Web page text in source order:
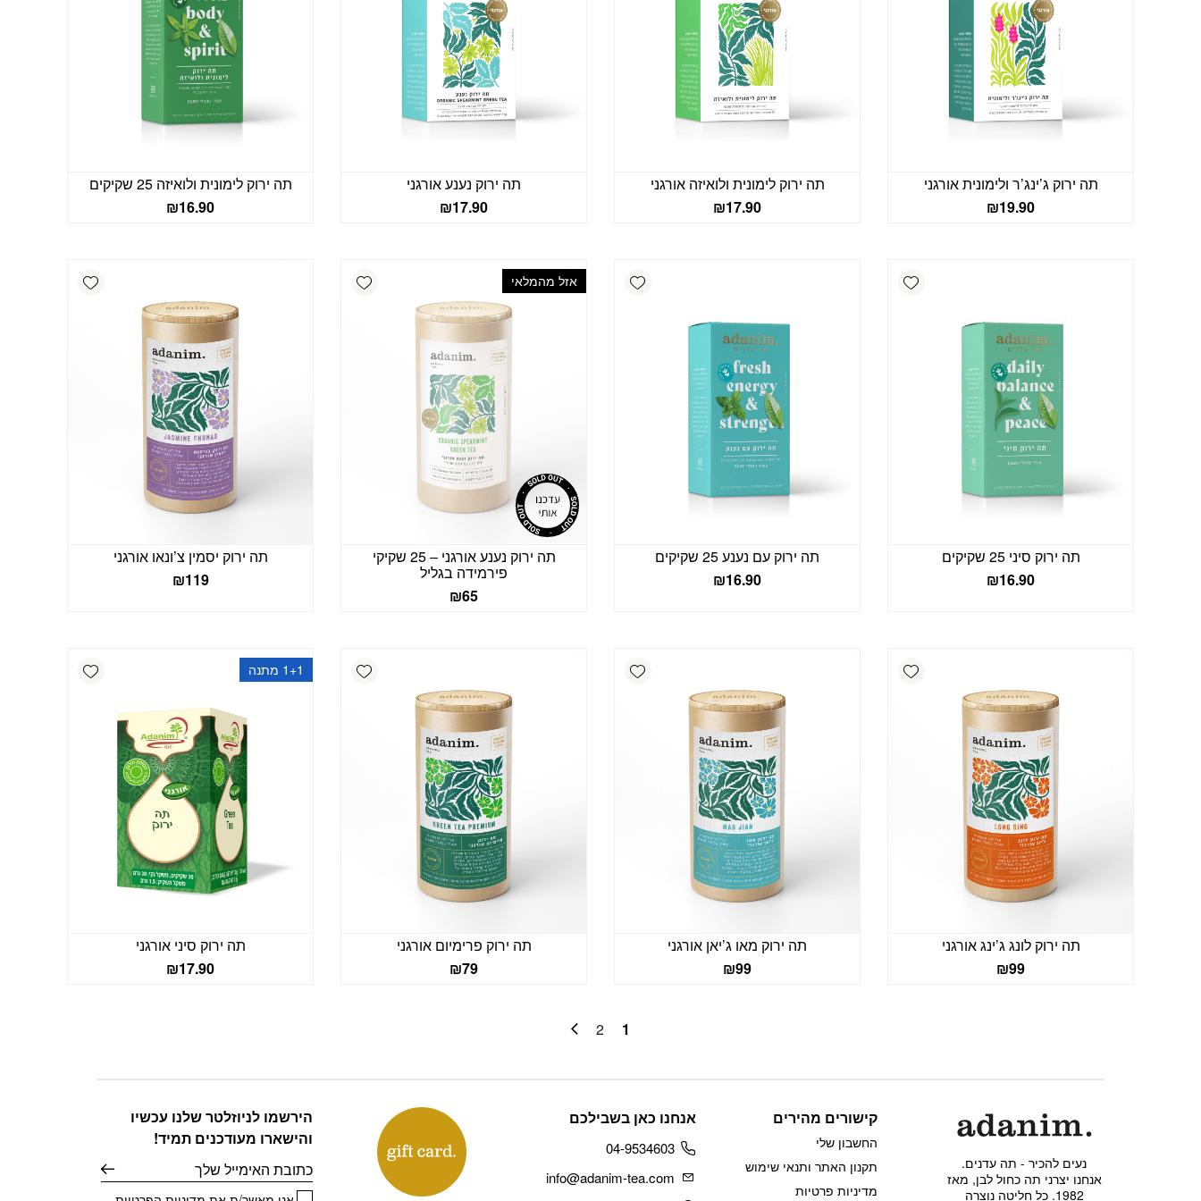
תה ירוק ג’ינג’ר ולימונית אורגני
₪19.90
תה ירוק לימונית ולואיזה אורגני
₪17.90
תה ירוק נענע אורגני
₪17.90
תה ירוק לימונית ולואיזה 25 שקיקים
₪16.90
Add wishlist
תה ירוק סיני 25 שקיקים
₪16.90
Add wishlist
תה ירוק עם נענע 25 שקיקים
₪16.90
Add wishlist אזל מהמלאי
תה ירוק נענע אורגני – 25 שקיקי
פירמידה בגליל
₪65
Add wishlist
תה ירוק יסמין צ’ונאו אורגני
₪119
Add wishlist
תה ירוק לונג ג’ינג אורגני
₪99
Add wishlist
תה ירוק מאו ג’יאן אורגני
₪99
Add wishlist
תה ירוק פרימיום אורגני
₪79
Add wishlist 1+1 מתנה
תה ירוק סיני אורגני
₪17.90
1
2
הירשמו לניוזלטר שלנו עכשיו
והישארו מעודכנים תמיד!
דוא׳׳ל
קישורים מהירים
החשבון שלי
תקנון האתר ותנאי שימוש
מדיניות פרטיות
אנחנו כאן בשבילכם
04-9534603
info@adanim-tea.com
נעים להכיר - תה עדנים.
אנחנו יצרני תה כחול לבן, מאז
1982. כל חליטה נוצרה